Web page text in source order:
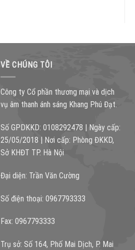
VỀ CHÚNG TÔI
Công ty Cổ phần thương mại và dịch
vụ âm thanh ánh sáng Khang Phú Đạt.
Số GPDKKD: 0108292478 | Ngày cấp:
25/05/2018 | Nơi cấp: Phòng ĐKKD,
Sở KHĐT TP. Hà Nội
Đại diện: Trần Văn Cường
Số điện thoại: 0967793333
Fax: 0967793333
Trụ sở: Số 164, Phố Mai Dịch, P. Mai